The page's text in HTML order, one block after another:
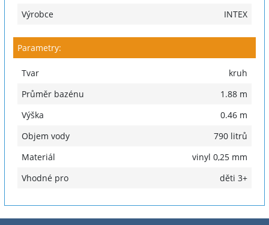
Výrobce
INTEX
Parametry:
Tvar
kruh
Průměr bazénu
1.88 m
Výška
0.46 m
Objem vody
790 litrů
Materiál
vinyl 0,25 mm
Vhodné pro
děti 3+